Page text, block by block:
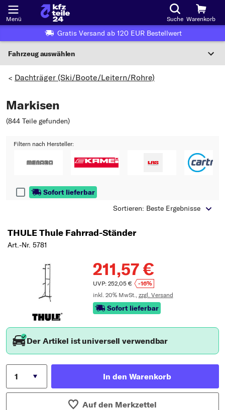
Menü Suche Warenkorb
Gratis Versand ab 120 EUR Bestellwert
Fahrzeug auswählen
Nationaler Code
Wo finde ich die?
Oder Fahrzeugauswahl nach Kriterien:
Typ wählen
> Dachträger (Ski/Boote/Leitern/Rohre)
Markisen
(844 Teile gefunden)
Filtern nach Hersteller:
Sofort lieferbar
Sortieren: Beste Ergebnisse
THULE Thule Fahrrad-Ständer
Art.-Nr. 5781
211,57 €
UVP: 252,05 €
-16%
inkl. 20% MwSt., zzgl. Versand
Sofort lieferbar
Der Artikel ist universell verwendbar
In den Warenkorb
Auf den Merkzettel